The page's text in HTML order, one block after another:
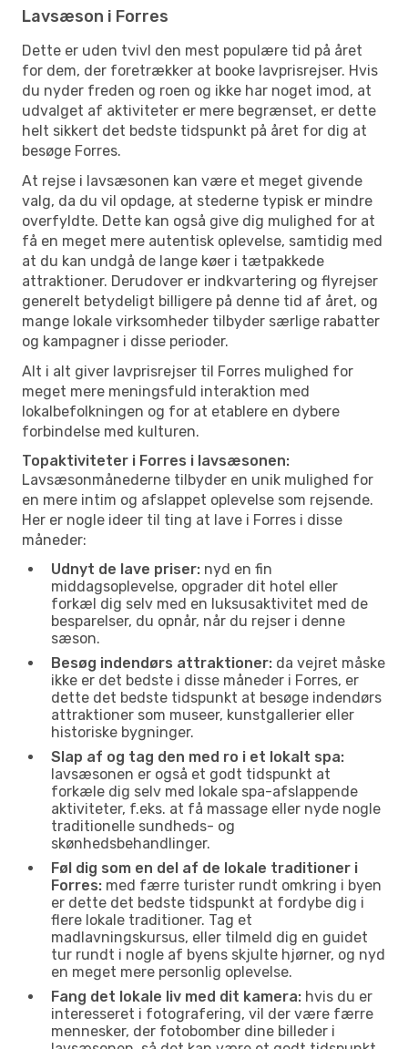
Lavsæson i Forres
Dette er uden tvivl den mest populære tid på året
for dem, der foretrækker at booke lavprisrejser. Hvis
du nyder freden og roen og ikke har noget imod, at
udvalget af aktiviteter er mere begrænset, er dette
helt sikkert det bedste tidspunkt på året for dig at
besøge Forres.
At rejse i lavsæsonen kan være et meget givende
valg, da du vil opdage, at stederne typisk er mindre
overfyldte. Dette kan også give dig mulighed for at
få en meget mere autentisk oplevelse, samtidig med
at du kan undgå de lange køer i tætpakkede
attraktioner. Derudover er indkvartering og flyrejser
generelt betydeligt billigere på denne tid af året, og
mange lokale virksomheder tilbyder særlige rabatter
og kampagner i disse perioder.
Alt i alt giver lavprisrejser til Forres mulighed for
meget mere meningsfuld interaktion med
lokalbefolkningen og for at etablere en dybere
forbindelse med kulturen.
Topaktiviteter i Forres i lavsæsonen:
Lavsæsonmånederne tilbyder en unik mulighed for
en mere intim og afslappet oplevelse som rejsende.
Her er nogle ideer til ting at lave i Forres i disse
måneder:
Udnyt de lave priser: nyd en fin
middagsoplevelse, opgrader dit hotel eller
forkæl dig selv med en luksusaktivitet med de
besparelser, du opnår, når du rejser i denne
sæson.
Besøg indendørs attraktioner: da vejret måske
ikke er det bedste i disse måneder i Forres, er
dette det bedste tidspunkt at besøge indendørs
attraktioner som museer, kunstgallerier eller
historiske bygninger.
Slap af og tag den med ro i et lokalt spa:
lavsæsonen er også et godt tidspunkt at
forkæle dig selv med lokale spa-afslappende
aktiviteter, f.eks. at få massage eller nyde nogle
traditionelle sundheds- og
skønhedsbehandlinger.
Føl dig som en del af de lokale traditioner i
Forres: med færre turister rundt omkring i byen
er dette det bedste tidspunkt at fordybe dig i
flere lokale traditioner. Tag et
madlavningskursus, eller tilmeld dig en guidet
tur rundt i nogle af byens skjulte hjørner, og nyd
en meget mere personlig oplevelse.
Fang det lokale liv med dit kamera: hvis du er
interesseret i fotografering, vil der være færre
mennesker, der fotobomber dine billeder i